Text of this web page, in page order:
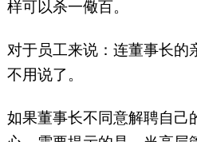
样可以杀一儆百。
对于员工来说：连董事长的
不用说了。
如果董事长不同意解聘自己